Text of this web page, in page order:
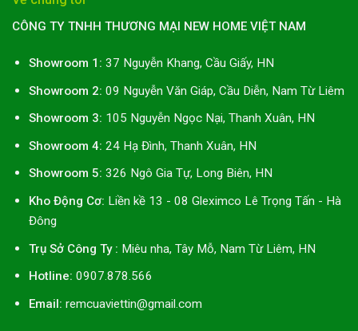
CÔNG TY TNHH THƯƠNG MẠI NEW HOME VIỆT NAM
Showroom 1: 37 Nguyễn Khang, Cầu Giấy, HN
Showroom 2: 09 Nguyễn Văn Giáp, Cầu Diễn, Nam Từ Liêm
Showroom 3: 105 Nguyễn Ngọc Nại, Thanh Xuân, HN
Showroom 4: 24 Hạ Đình, Thanh Xuân, HN
Showroom 5: 326 Ngô Gia Tự, Long Biên, HN
Kho Động Cơ: Liền kề 13 - 08 Gleximco Lê Trọng Tấn - Hà
Đông
Trụ Sở Công Ty : Miêu nha, Tây Mỗ, Nam Từ Liêm, HN
Hotline: 0907.878.566
Email: remcuaviettin@gmail.com